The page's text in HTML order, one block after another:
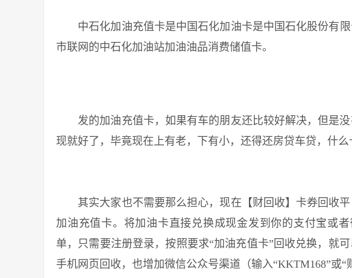
中石化加油充值卡是中国石化加油卡是中国石化股份有限
市联网的中石化加油站加油油品消费储值卡。
发的加油充值卡，如果有车的朋友还比较好解决，但是没
现就好了，毕竟现在上有老，下有小，还得还房贷车贷，什么
其实大家也不需要那么担心，现在【财回收】卡券回收平
加油充值卡。将加油卡直接兑换成现金发到你的支付宝或
单，只需要注册登录，按照要求“加油充值卡”回收兑换，就
手机网页回收，也增加微信公众号渠道（输入“KKTM168”或